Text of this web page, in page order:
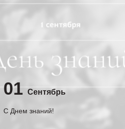
01 Сентябрь
C Днем знаний!